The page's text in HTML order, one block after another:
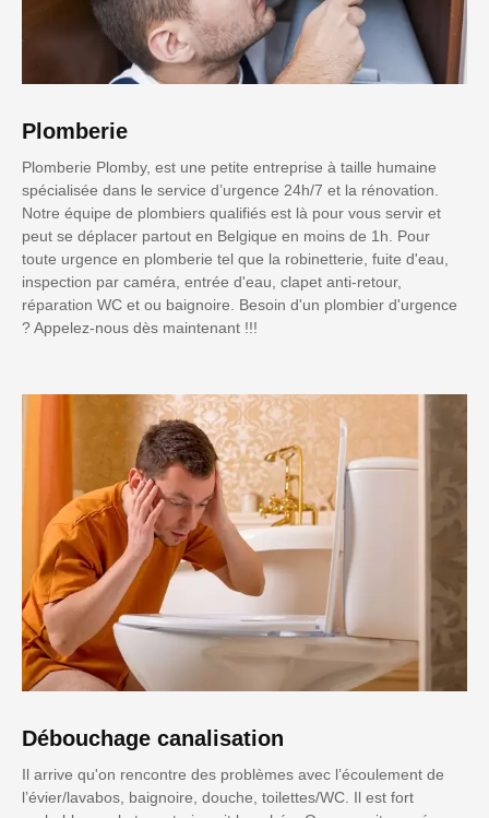
Plomberie
Plomberie Plomby, est une petite entreprise à taille humaine
spécialisée dans le service d’urgence 24h/7 et la rénovation.
Notre équipe de plombiers qualifiés est là pour vous servir et
peut se déplacer partout en Belgique en moins de 1h. Pour
toute urgence en plomberie tel que la robinetterie, fuite d'eau,
inspection par caméra, entrée d'eau, clapet anti-retour,
réparation WC et ou baignoire. Besoin d'un plombier d'urgence
? Appelez-nous dès maintenant !!!
Débouchage canalisation
Il arrive qu'on rencontre des problèmes avec l’écoulement de
l’évier/lavabos, baignoire, douche, toilettes/WC. Il est fort